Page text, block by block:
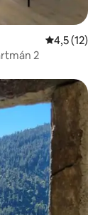
Priemerné
4,5 (12)
2